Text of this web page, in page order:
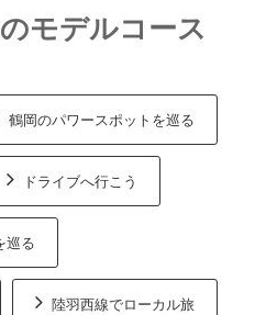
モデルコース
鶴岡のパワースポットを巡る
ドライブへ行こう
巡る
陸羽西線でローカル旅